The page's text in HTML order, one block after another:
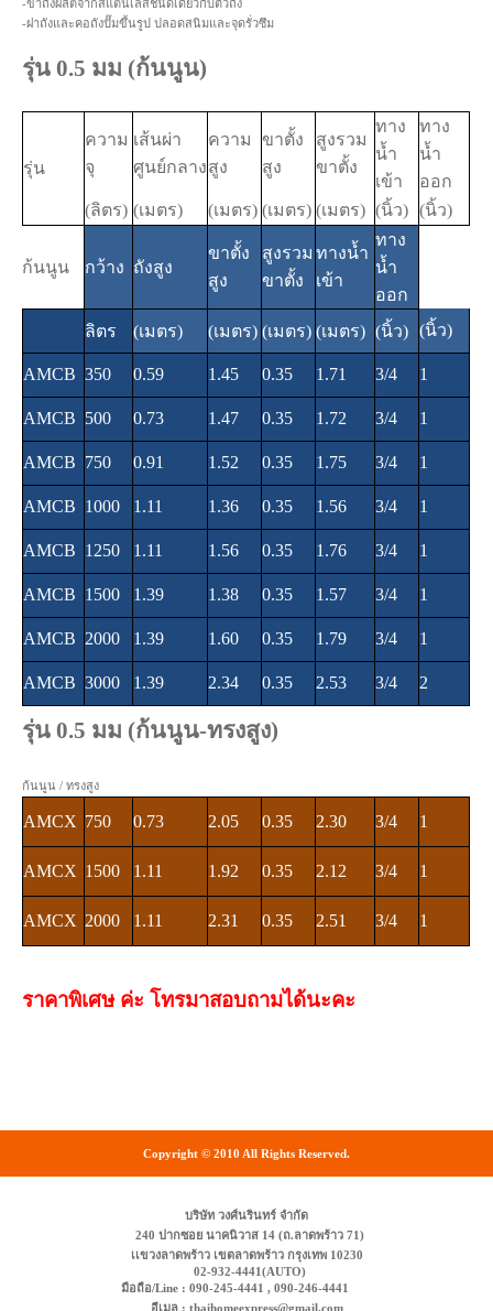
-ขาถังผลิตจากสแตนเลสชนิดเดียวกับตัวถัง
-ฝาถังและคอถังปั๊มขึ้นรูป ปลอดสนิมและจุดรั่วซึม
รุ่น 0.5 มม (ก้นนูน)
รุ่น
ความ
จุ
เส้นผ่า
ศูนย์กลาง
ความ
สูง
ขาตั้ง
สูง
สูงรวม
ขาตั้ง
ทาง
น้ำ
เข้า
ทาง
น้ำ
ออก
(ลิตร) (เมตร) (เมตร) (เมตร) (เมตร) (นิ้ว) (นิ้ว)
ก้นนูน กว้าง ถังสูง
ขาตั้ง
สูง
สูงรวม
ขาตั้ง
ทางน้ำ
เข้า
ทาง
น้ำ
ออก
ลิตร
(เมตร) (เมตร) (เมตร) (เมตร) (นิ้ว) (นิ้ว)
AMCB 350 0.59 1.45 0.35 1.71 3/4 1
AMCB 500 0.73 1.47 0.35 1.72 3/4 1
AMCB 750 0.91 1.52 0.35 1.75 3/4 1
AMCB 1000 1.11 1.36 0.35 1.56 3/4 1
AMCB 1250 1.11 1.56 0.35 1.76 3/4 1
AMCB 1500 1.39 1.38 0.35 1.57 3/4 1
AMCB 2000 1.39 1.60 0.35 1.79 3/4 1
AMCB 3000 1.39 2.34 0.35 2.53 3/4 2
รุ่น 0.5 มม (ก้นนูน-ทรงสูง)
ก้นนูน / ทรงสูง
AMCX 750 0.73 2.05 0.35 2.30 3/4 1
AMCX 1500 1.11 1.92 0.35 2.12 3/4 1
AMCX 2000 1.11 2.31 0.35 2.51 3/4 1
ราคาพิเศษ ค่ะ โทรมาสอบถามได้นะคะ
Copyright © 2010 All Rights Reserved.
บริษัท วงศ์นรินทร์ จำกัด
240 ปากซอย นาคนิวาส 14 (ถ.ลาดพร้าว 71)
เเขวงลาดพร้าว เขตลาดพร้าว กรุงเทพ 10230
02-932-4441(AUTO)
มือถือ/Line : 090-245-4441 , 090-246-4441
อีเมล : thaihomeexpress@gmail.com